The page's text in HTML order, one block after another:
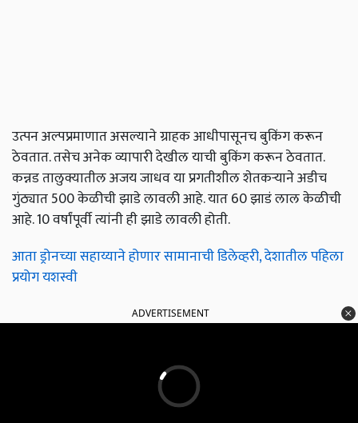
उत्पन अल्पप्रमाणात असल्याने ग्राहक आधीपासूनच बुकिंग करून
ठेवतात. तसेच अनेक व्यापारी देखील याची बुकिंग करून ठेवतात.
कन्नड तालुक्यातील अजय जाधव या प्रगतीशील शेतकऱ्याने अडीच
गुंठ्यात 500 केळीची झाडे लावली आहे. यात 60 झाडं लाल केळीची
आहे. 10 वर्षांपूर्वी त्यांनी ही झाडे लावली होती.
आता ड्रोनच्या सहाय्याने होणार सामानाची डिलेव्हरी, देशातील पहिला
प्रयोग यशस्वी
ADVERTISEMENT